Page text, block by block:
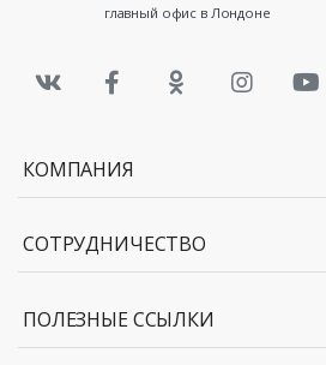
главный офис в Лондоне
КОМПАНИЯ
СОТРУДНИЧЕСТВО
ПОЛЕЗНЫЕ ССЫЛКИ